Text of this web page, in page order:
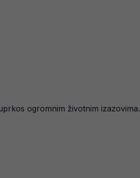
ogromnim životnim izazovima.